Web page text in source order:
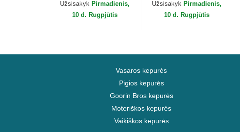
Yankees MLB New Era
Užsisakyk Pirmadienis,
10 d. Rugpjūtis
York Yankees MLB
New Era
Užsisakyk Pirmadienis,
10 d. Rugpjūtis
Vasaros kepurės
Pigios kepurės
Goorin Bros kepurės
Moteriškos kepurės
Vaikiškos kepurės